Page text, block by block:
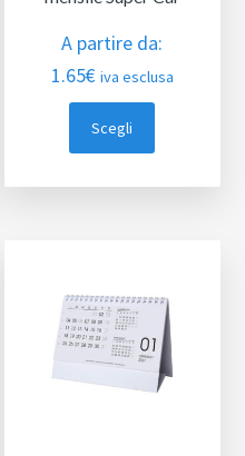
A partire da:
1.65€ iva esclusa
Scegli